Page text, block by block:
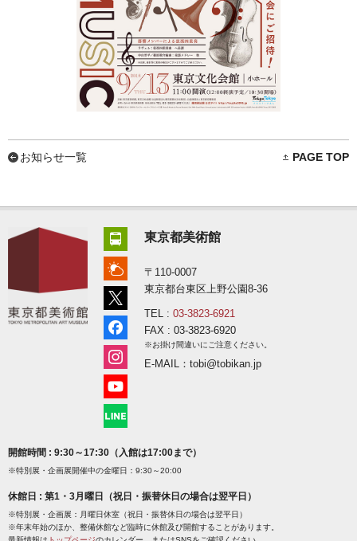
お知らせ一覧 PAGE TOP
東京都美術館
〒110-0007
東京都台東区上野公園8-36
TEL : 03-3823-6921
FAX : 03-3823-6920
※お掛け間違いにご注意ください。
E-MAIL：tobi@tobikan.jp
開館時間 : 9:30～17:30（入館は17:00まで）
※特別展・企画展開催中の金曜日：9:30～20:00
休館日 : 第1・3月曜日（祝日・振替休日の場合は翌平日）
※特別展・企画展：月曜日休室（祝日・振替休日の場合は翌平日）
※年末年始のほか、整備休館など臨時に休館及び開館することがあります。